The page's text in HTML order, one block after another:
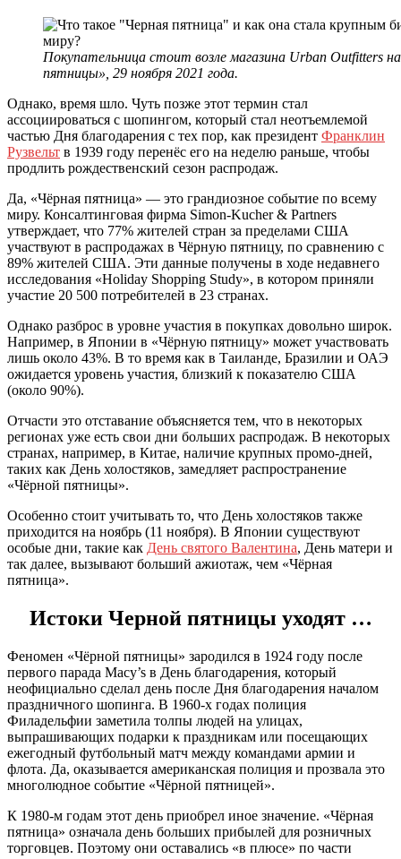
Покупательница стоит возле магазина Urban Outfitters
пятницы», 29 ноября 2021 года.
Однако, время шло. Чуть позже этот термин стал
ассоциироваться с шопингом, который стал неотъемлемой
частью Дня благодарения с тех пор, как президент Франклин
Рузвельт в 1939 году перенёс его на неделю раньше, чтобы
продлить рождественский сезон распродаж.
Да, «Чёрная пятница» — это грандиозное событие по всему
миру. Консалтинговая фирма Simon-Kucher & Partners
утверждает, что 77% жителей стран за пределами США
участвуют в распродажах в Чёрную пятницу, по сравнению с
89% жителей США. Эти данные получены в ходе недавнего
исследования «Holiday Shopping Study», в котором приняли
участие 20 500 потребителей в 23 странах.
Однако разброс в уровне участия в покупках довольно широк.
Например, в Японии в «Чёрную пятницу» может участвовать
лишь около 43%. В то время как в Таиланде, Бразилии и ОАЭ
ожидается уровень участия, близкий к показателю США
(около 90%).
Отчасти это отставание объясняется тем, что в некоторых
регионах уже есть свои дни больших распродаж. В некоторых
странах, например, в Китае, наличие крупных промо-дней,
таких как День холостяков, замедляет распространение
«Чёрной пятницы».
Особенно стоит учитывать то, что День холостяков также
приходится на ноябрь (11 ноября). В Японии существуют
особые дни, такие как День святого Валентина, День матери и
так далее, вызывают больший ажиотаж, чем «Чёрная
пятница».
Истоки Черной пятницы уходят …
Феномен «Чёрной пятницы» зародился в 1924 году после
первого парада Macy’s в День благодарения, который
неофициально сделал день после Дня благодарения началом
праздничного шопинга. В 1960-х годах полиция
Филадельфии заметила толпы людей на улицах,
выпрашивающих подарки к праздникам или посещающих
ежегодный футбольный матч между командами армии и
флота. Да, оказывается американская полиция и прозвала это
многолюдное событие «Чёрной пятницей».
К 1980-м годам этот день приобрел иное значение. «Чёрная
пятница» означала день больших прибылей для розничных
торговцев. Поэтому они оставались «в плюсе» по части